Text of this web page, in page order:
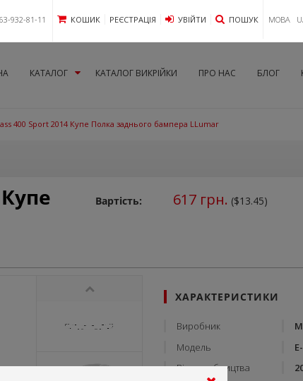
932-81-11 КОШИК РЕЄСТРАЦІЯ УВIЙТИ ПОШУК МОВА
КАТАЛОГ КАТАЛОГ ВИКРІЙКИ ПРО НАС БЛОГ
400 Sport 2014 Купе Полка заднього бампера LLumar
Вартість: 617грн. ($13.45)
ХАРАКТЕРИСТИКИ
Виробник
Модель
Рік виробництва